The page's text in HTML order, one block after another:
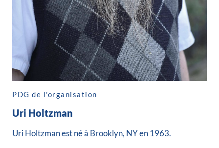
PDG de l'organisation
Uri Holtzman
Uri Holtzman est né à Brooklyn, NY en 1963.